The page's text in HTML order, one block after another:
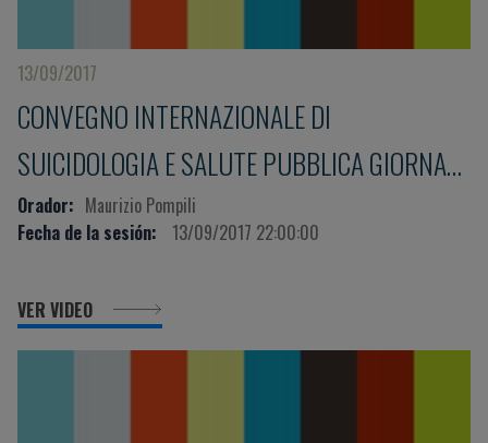
13/09/2017
CONVEGNO INTERNAZIONALE DI
SUICIDOLOGIA E SALUTE PUBBLICA GIORNATA
MONDIALE PER LA PREVENZIONE DEL
Orador: Maurizio Pompili
Fecha de la sesión:
13/09/2017 22:00:00
VER VIDEO